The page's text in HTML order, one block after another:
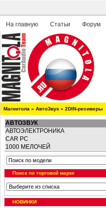
На главную Статьи Форум
Магнитола » АвтоЗвук » 2DIN-ресиверы
АВТОЗВУК
АВТОЭЛЕКТРОНИКА
CAR PC
1000 МЕЛОЧЕЙ
Поиск по торговой марке
НОВИНКИ